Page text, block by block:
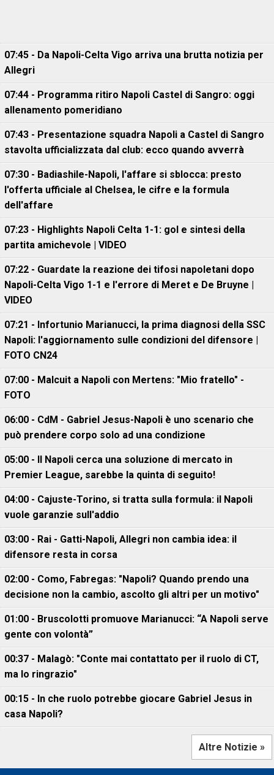
07:45 - Da Napoli-Celta Vigo arriva una brutta notizia per
Allegri
07:44 - Programma ritiro Napoli Castel di Sangro: oggi
allenamento pomeridiano
07:43 - Presentazione squadra Napoli a Castel di Sangro
stavolta ufficializzata dal club: ecco quando avverrà
07:30 - Badiashile-Napoli, l'affare si sblocca: presto
l'offerta ufficiale al Chelsea, le cifre e la formula
dell'affare
07:23 - Highlights Napoli Celta 1-1: gol e sintesi della
partita amichevole | VIDEO
07:22 - Guardate la reazione dei tifosi napoletani dopo
Napoli-Celta Vigo 1-1 e l'errore di Meret e De Bruyne |
VIDEO
07:21 - Infortunio Marianucci, la prima diagnosi della SSC
Napoli: l'aggiornamento sulle condizioni del difensore |
FOTO CN24
07:00 - Malcuit a Napoli con Mertens: "Mio fratello" -
FOTO
06:00 - CdM - Gabriel Jesus-Napoli è uno scenario che
può prendere corpo solo ad una condizione
05:00 - Il Napoli cerca una soluzione di mercato in
Premier League, sarebbe la quinta di seguito!
04:00 - Cajuste-Torino, si tratta sulla formula: il Napoli
vuole garanzie sull'addio
03:00 - Rai - Gatti-Napoli, Allegri non cambia idea: il
difensore resta in corsa
02:00 - Como, Fabregas: "Napoli? Quando prendo una
decisione non la cambio, ascolto gli altri per un motivo"
01:00 - Bruscolotti promuove Marianucci: “A Napoli serve
gente con volontà”
00:37 - Malagò: "Conte mai contattato per il ruolo di CT,
ma lo ringrazio"
00:15 - In che ruolo potrebbe giocare Gabriel Jesus in
casa Napoli?
Altre Notizie »